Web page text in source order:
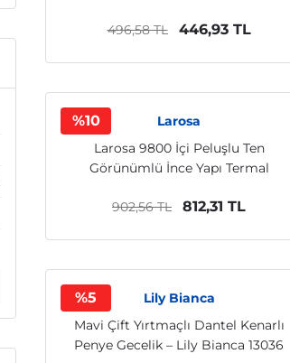
496,58 TL 446,93 TL
%10
Larosa
Larosa 9800 İçi Peluşlu Ten
Görünümlü İnce Yapı Termal
902,56 TL
812,31 TL
%5
Lily Bianca
Mavi Çift Yırtmaçlı Dantel Kenarlı
Penye Gecelik – Lily Bianca 13036